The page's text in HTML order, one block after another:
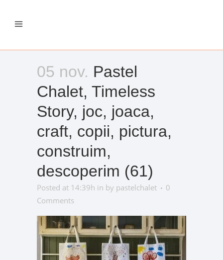
05 nov. Pastel
Chalet, Timeless
Story, joc, joaca,
craft, copii, pictura,
construim,
descoperim (61)
Posted at 14:39h in by pastelchalet
0
Comments